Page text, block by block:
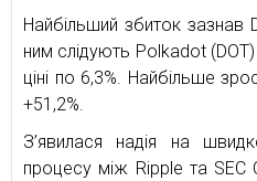
Найбільший збиток зазнав
ним слідують Polkadot (DOT)
ціні по 6,3%. Найбільше
+51,2%.
З’явилася надія на
процесу між Ripple та